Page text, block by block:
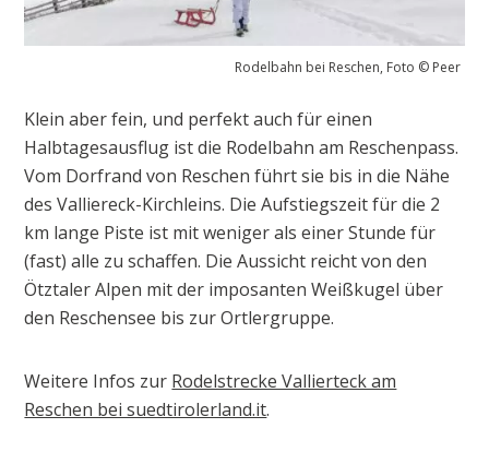
Rodelbahn bei Reschen, Foto © Peer
Klein aber fein, und perfekt auch für einen
Halbtagesausflug ist die Rodelbahn am Reschenpass.
Vom Dorfrand von Reschen führt sie bis in die Nähe
des Valliereck-Kirchleins. Die Aufstiegszeit für die 2
km lange Piste ist mit weniger als einer Stunde für
(fast) alle zu schaffen. Die Aussicht reicht von den
Ötztaler Alpen mit der imposanten Weißkugel über
den Reschensee bis zur Ortlergruppe.
Weitere Infos zur Rodelstrecke Vallierteck am
Reschen bei suedtirolerland.it.